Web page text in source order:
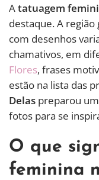
Atatuagem
destaque. A
com desenhos
chamativos, em
Flores, frases
estão na lista das
Delas preparou
fotos para se
O que
feminina